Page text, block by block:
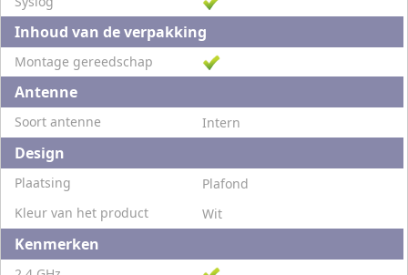
Inhoud van de verpakking
Montage gereedschap
Antenne
Soort antenne Intern
Design
Plaatsing
Plafond
Kleur van het product
Wit
Kenmerken